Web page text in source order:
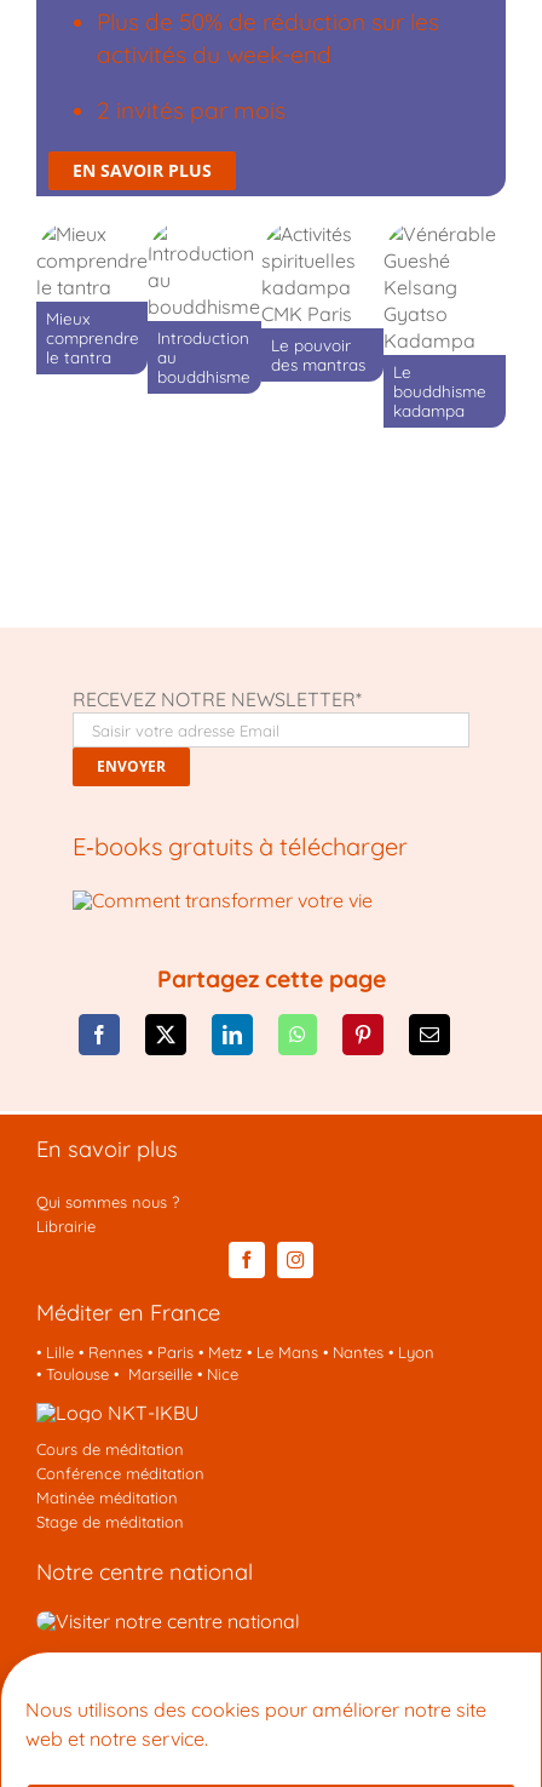
Nous utilisons des cookies pour améliorer notre site
web et notre service.
Plus de 50% de réduction sur les
activités du week-end
2 invités par mois
EN SAVOIR PLUS
Mieux
comprendre
le tantra
Introduction
au
bouddhisme
Le pouvoir
des mantras
Le
bouddhisme
kadampa
RECEVEZ NOTRE NEWSLETTER*
E‑books gratuits à télécharger
Partagez cette page
En savoir plus
Qui sommes nous ?
Librairie
Méditer en France
• Lille• Rennes• Paris• Metz• Le Mans• Nantes• Lyon
• Toulouse• Marseille• Nice
Cours de méditation
Conférence méditation
Matinée méditation
Stage de méditation
Notre centre national
Centre de Méditation Kadampa Montpellier
15 Rue du Faubourg Boutonnet 34090 Montpellier